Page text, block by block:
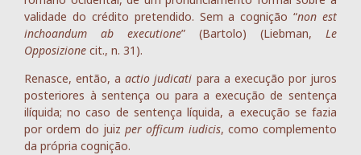
validade do crédito pretendido. Sem a cognição “non est
inchoandum ab executione” (Bartolo) (Liebman, Le
Opposizione cit., n. 31).
Renasce, então, aactio judicati para a execução por juros
posteriores à sentença ou para a execução de sentença
ilíquida; no caso de sentença líquida, a execução se fazia
por ordem do juiz per officum iudicis, como complemento
da própria cognição.